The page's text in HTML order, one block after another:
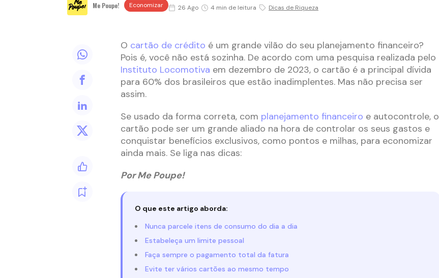
Me Poupe! Economizar 26 Ago 4 min de leitura Dicas de Riqueza
O cartão de crédito é um grande vilão do seu planejamento financeiro?
Pois é, você não está sozinha. De acordo com uma pesquisa realizada pelo
Instituto Locomotiva em dezembro de 2023, o cartão é a principal dívida
para 60% dos brasileiros que estão inadimplentes. Mas não precisa ser
assim.
Se usado da forma correta, com planejamento financeiro e autocontrole, o
cartão pode ser um grande aliado na hora de controlar os seus gastos e
conquistar benefícios exclusivos, como pontos e milhas, para economizar
ainda mais. Se liga nas dicas:
Por Me Poupe!
O que este artigo aborda:
Nunca parcele itens de consumo do dia a dia
Estabeleça um limite pessoal
Faça sempre o pagamento total da fatura
Evite ter vários cartões ao mesmo tempo